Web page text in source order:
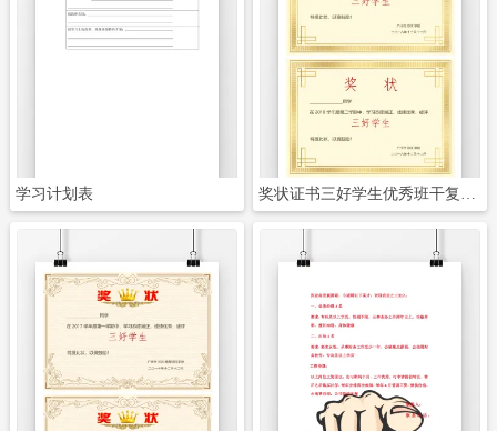
学习计划表 奖状证书三好学生优秀班干复古花纹
立即下载
立即下载 立即下载